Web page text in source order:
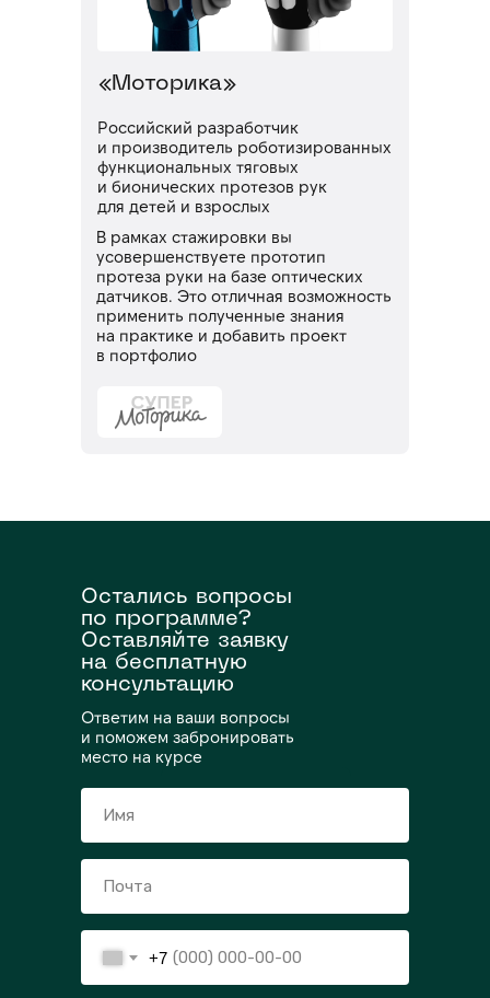
«Моторика»
В рамках стажировки вы
усовершенствуете прототип
протеза руки на базе оптических
датчиков. Это отличная возможность
применить полученные знания
на практике и добавить проект
в портфолио
Российский разработчик
и производитель роботизированных
функциональных тяговых
и бионических протезов рук
для детей и взрослых
Остались вопросы
по программе?
Оставляйте заявку
на бесплатную
консультацию
Ответим на ваши вопросы
и поможем забронировать
место на курсе
+7